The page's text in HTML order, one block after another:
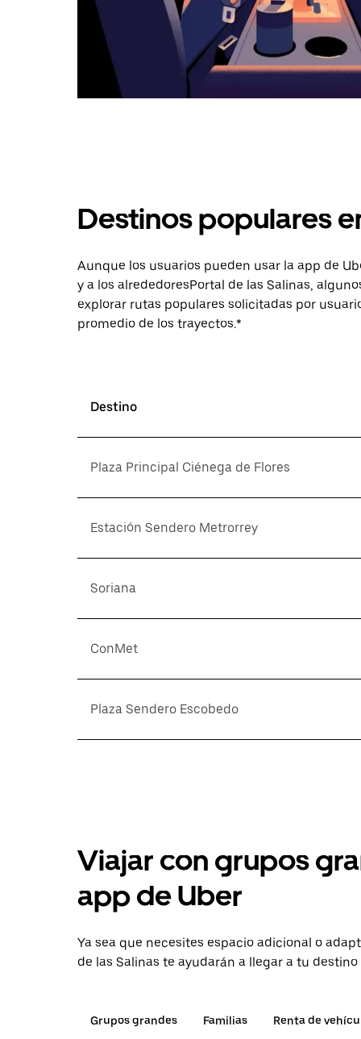
Destinos populares
Aunque los usuarios pueden usar la app de
y a los alrededoresPortal de las Salinas,
explorar rutas populares solicitadas por
promedio de los trayectos.*
Destino
Plaza Principal Ciénega de Flores
Estación Sendero Metrorrey
Soriana
ConMet
Plaza Sendero Escobedo
Viajar con grupos
app de Uber
Ya sea que necesites espacio adicional o
de las Salinas te ayudarán a llegar a tu
Grupos grandes Familias Renta de